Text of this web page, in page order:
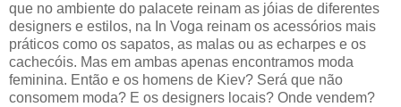
que no ambiente do palacete reinam as jóias de diferentes
designers e estilos, na In Voga reinam os acessórios mais
práticos como os sapatos, as malas ou as echarpes e os
cachecóis. Mas em ambas apenas encontramos moda
feminina. Então e os homens de Kiev? Será que não
consomem moda? E os designers locais? Onde vendem?